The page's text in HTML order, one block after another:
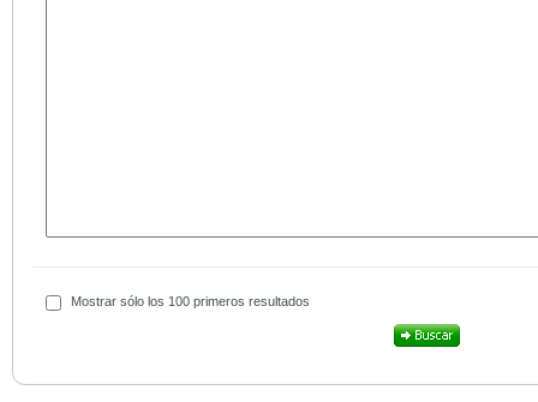
Mostrar sólo los 100 primeros resultados